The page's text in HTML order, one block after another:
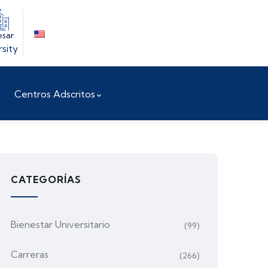
Centros Adscritos
CATEGORÍAS
Bienestar Universitario (99)
Carreras (266)